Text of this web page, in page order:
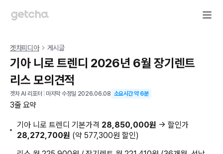
겟차피디아 게시글
기아 니로 트렌디 2026년 6월 장기렌트
리스 모의견적
겟차 AI 리포터 마지막 수정일 2026.06.08 소요시간 약6분
3줄 요약
기아 니로 트렌디 기본가격 28,850,000원 → 할인가
28,272,700원 (약 577,300원 할인)